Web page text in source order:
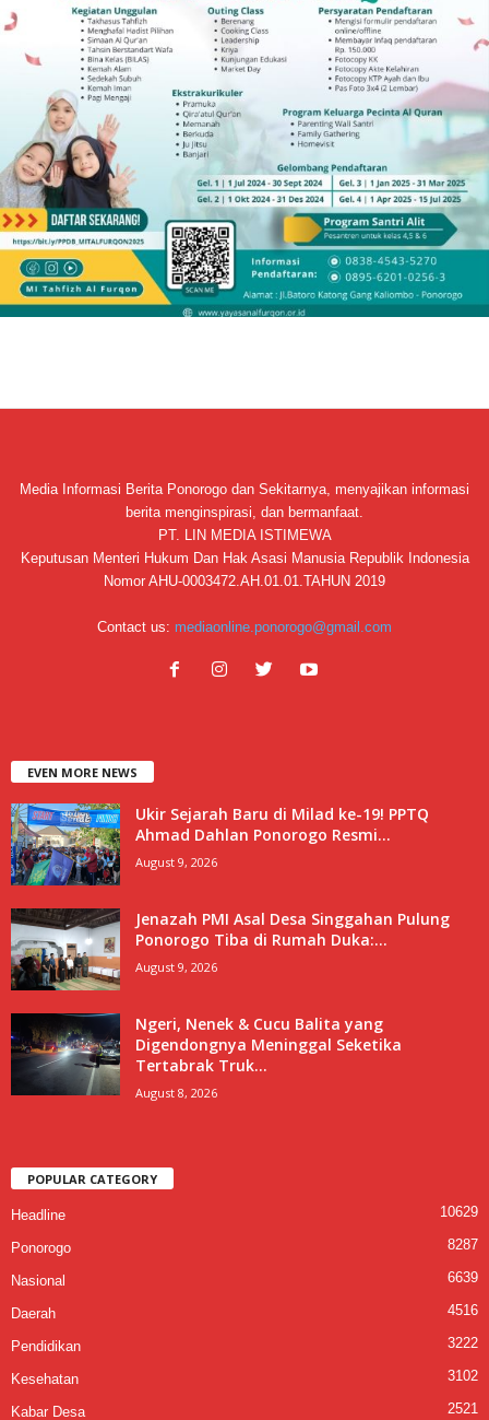
Media Informasi Berita Ponorogo dan Sekitarnya, menyajikan informasi
berita menginspirasi, dan bermanfaat.
PT. LIN MEDIA ISTIMEWA
Keputusan Menteri Hukum Dan Hak Asasi Manusia Republik Indonesia
Nomor AHU-0003472.AH.01.01.TAHUN 2019
Contact us: mediaonline.ponorogo@gmail.com
EVEN MORE NEWS
Ukir Sejarah Baru di Milad ke-19! PPTQ
Ahmad Dahlan Ponorogo Resmi...
August 9, 2026
Jenazah PMI Asal Desa Singgahan Pulung
Ponorogo Tiba di Rumah Duka:...
August 9, 2026
Ngeri, Nenek & Cucu Balita yang
Digendongnya Meninggal Seketika
Tertabrak Truk...
August 8, 2026
POPULAR CATEGORY
Headline 10629
Ponorogo 8287
Nasional 6639
Daerah 4516
Pendidikan 3222
Kesehatan 3102
Kabar Desa 2521